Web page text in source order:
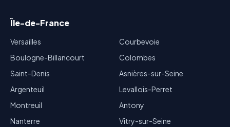
Île-de-France
Versailles
Boulogne-Billancourt
Saint-Denis
Argenteuil
Montreuil
Nanterre
Courbevoie
Colombes
Asnières-sur-Seine
Levallois-Perret
Antony
Vitry-sur-Seine